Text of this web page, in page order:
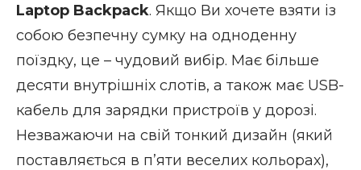
Laptop Backpack. Якщо Ви хочете взяти із
собою безпечну сумку на одноденну
поїздку, це – чудовий вибір. Має більше
десяти внутрішніх слотів, а також має USB-
кабель для зарядки пристроїв у дорозі.
Незважаючи на свій тонкий дизайн (який
поставляється в п’яти веселих кольорах),